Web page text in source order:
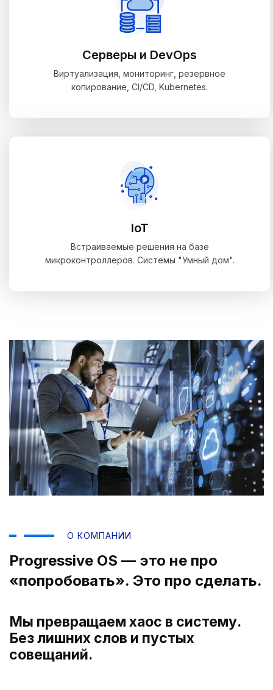
Серверы и DevOps
Виртуализация, мониторинг, резервное
копирование, CI/CD, Kubernetes.
IoT
Встраиваемые решения на базе
микроконтроллеров. Системы "Умный дом".
О КОМПАНИИ
Progressive OS — это не про
«попробовать». Это про сделать.
Мы превращаем хаос в систему.
Без лишних слов и пустых
совещаний.